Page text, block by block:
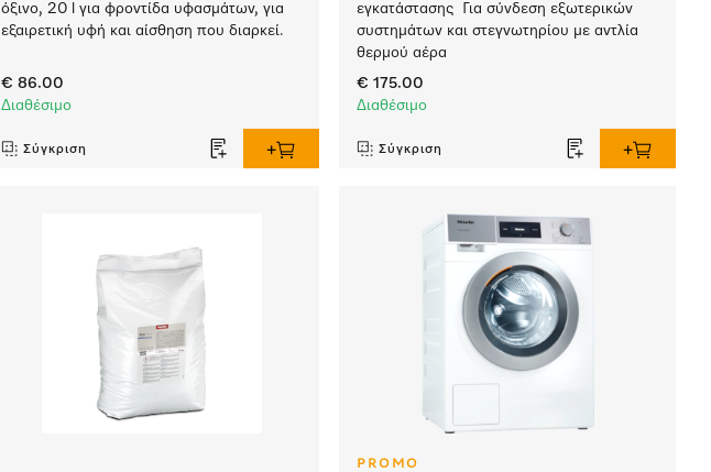
όξινο, 20 l για φροντίδα υφασμάτων, για
εξαιρετική υφή και αίσθηση που διαρκεί.
€ 86.00
Διαθέσιμο
Σύγκριση
εγκατάστασης Για σύνδεση εξωτερικών
συστημάτων και στεγνωτηρίου με αντλία
θερμού αέρα
€ 175.00
Διαθέσιμο
Σύγκριση
PROMO